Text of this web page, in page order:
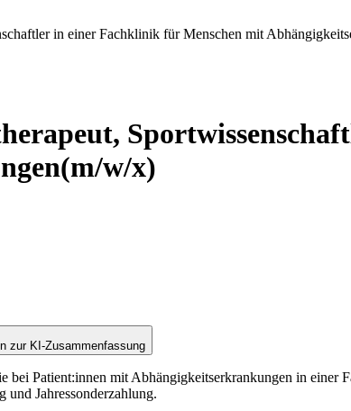
in einer Fachklinik für Menschen mit
(m/w/x)
zur KI-Zusammenfassung
Patient:innen mit Abhängigkeitserkrankungen in
Jahressonderzahlung.